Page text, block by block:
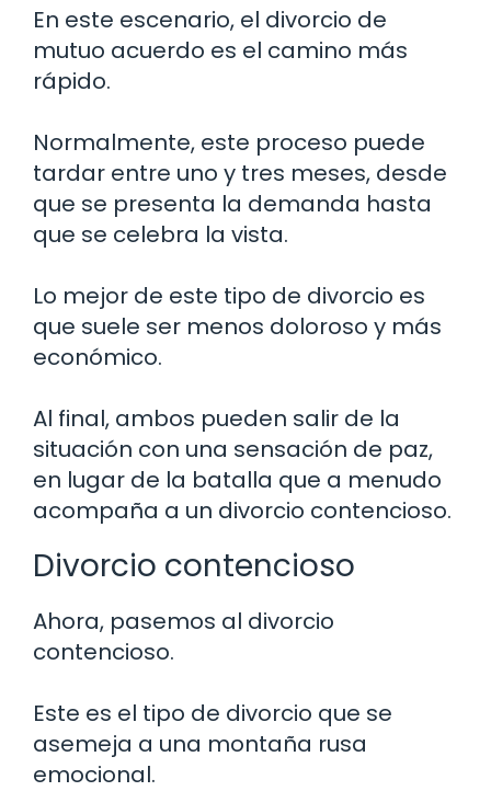
En este escenario, el divorcio de
mutuo acuerdo es el camino más
rápido.
Normalmente, este proceso puede
tardar entre uno y tres meses, desde
que se presenta la demanda hasta
que se celebra la vista.
Lo mejor de este tipo de divorcio es
que suele ser menos doloroso y más
económico.
Al final, ambos pueden salir de la
situación con una sensación de paz,
en lugar de la batalla que a menudo
acompaña a un divorcio contencioso.
Divorcio contencioso
Ahora, pasemos al divorcio
contencioso.
Este es el tipo de divorcio que se
asemeja a una montaña rusa
emocional.